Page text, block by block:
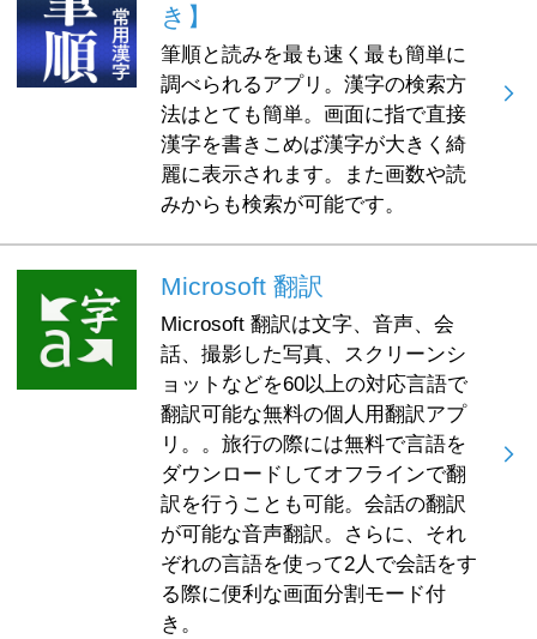
き】
筆順と読みを最も速く最も簡単に
調べられるアプリ。漢字の検索方
法はとても簡単。画面に指で直接
漢字を書きこめば漢字が大きく綺
麗に表示されます。また画数や読
みからも検索が可能です。
Microsoft 翻訳
Microsoft 翻訳は文字、音声、会
話、撮影した写真、スクリーンシ
ョットなどを60以上の対応言語で
翻訳可能な無料の個人用翻訳アプ
リ。。旅行の際には無料で言語を
ダウンロードしてオフラインで翻
訳を行うことも可能。会話の翻訳
が可能な音声翻訳。さらに、それ
ぞれの言語を使って2人で会話をす
る際に便利な画面分割モード付
き。